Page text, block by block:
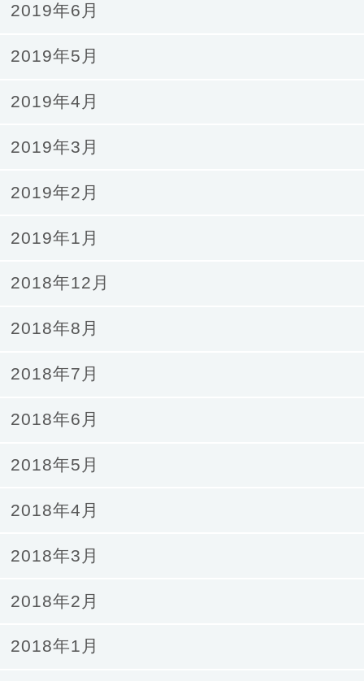
2019年6月
2019年5月
2019年4月
2019年3月
2019年2月
2019年1月
2018年12月
2018年8月
2018年7月
2018年6月
2018年5月
2018年4月
2018年3月
2018年2月
2018年1月